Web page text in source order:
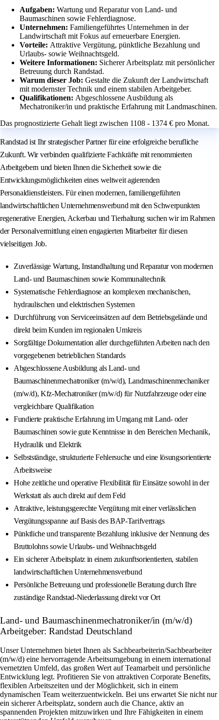
Aufgaben: Wartung und Reparatur von Land- und
Baumaschinen sowie Fehlerdiagnose.
Unternehmen: Familiengeführtes Unternehmen in der
Landwirtschaft mit Fokus auf erneuerbare Energien.
Vorteile: Attraktive Vergütung, pünktliche Bezahlung und
Urlaubs- sowie Weihnachtsgeld.
Weitere Informationen: Sicherer Arbeitsplatz mit persönlicher
Betreuung durch Randstad.
Warum dieser Job: Gestalte die Zukunft der Landwirtschaft
mit modernster Technik und einem stabilen Arbeitgeber.
Qualifikationen: Abgeschlossene Ausbildung als
Mechatroniker/in und praktische Erfahrung mit Landmaschinen.
Das prognostizierte Gehalt liegt zwischen 1108 - 1374 € pro Monat.
Randstad ist Ihr strategischer Partner für eine erfolgreiche berufliche
Zukunft. Wir verbinden qualifizierte Fachkräfte mit renommierten
Arbeitgebern und bieten Ihnen die Sicherheit sowie die
Entwicklungsmöglichkeiten eines weltweit agierenden
Personaldienstleisters. Für einen modernen, familiengeführten
landwirtschaftlichen Unternehmensverbund mit den Schwerpunkten
regenerative Energien, Ackerbau und Tierhaltung suchen wir im Rahmen
der Personalvermittlung einen engagierten Mitarbeiter für diesen
vielseitigen Job.
Zuverlässige Wartung, Instandhaltung und Reparatur von modernen
Land- und Baumaschinen sowie Kommunaltechnik
Systematische Fehlerdiagnose an komplexen mechanischen,
hydraulischen und elektrischen Systemen
Durchführung von Serviceeinsätzen auf dem Betriebsgelände und
direkt beim Kunden im regionalen Umkreis
Sorgfältige Dokumentation aller durchgeführten Arbeiten nach den
vorgegebenen betrieblichen Standards
Abgeschlossene Ausbildung als Land- und
Baumaschinenmechatroniker (m/w/d), Landmaschinenmechaniker
(m/w/d), Kfz-Mechatroniker (m/w/d) für Nutzfahrzeuge oder eine
vergleichbare Qualifikation
Fundierte praktische Erfahrung im Umgang mit Land- oder
Baumaschinen sowie gute Kenntnisse in den Bereichen Mechanik,
Hydraulik und Elektrik
Selbstständige, strukturierte Fehlersuche und eine lösungsorientierte
Arbeitsweise
Hohe zeitliche und operative Flexibilität für Einsätze sowohl in der
Werkstatt als auch direkt auf dem Feld
Attraktive, leistungsgerechte Vergütung mit einer verlässlichen
Vergütungsspanne auf Basis des BAP-Tarifvertrags
Pünktliche und transparente Bezahlung inklusive der Nennung des
Bruttolohns sowie Urlaubs- und Weihnachtsgeld
Ein sicherer Arbeitsplatz in einem zukunftsorientierten, stabilen
landwirtschaftlichen Unternehmensverbund
Persönliche Betreuung und professionelle Beratung durch Ihre
zuständige Randstad-Niederlassung direkt vor Ort
Land- und Baumaschinenmechatroniker/in (m/w/d)
Arbeitgeber: Randstad Deutschland
Unser Unternehmen bietet Ihnen als Sachbearbeiterin/Sachbearbeiter
(m/w/d) eine hervorragende Arbeitsumgebung in einem international
vernetzten Umfeld, das großen Wert auf Teamarbeit und persönliche
Entwicklung legt. Profitieren Sie von attraktiven Corporate Benefits,
flexiblen Arbeitszeiten und der Möglichkeit, sich in einem
dynamischen Team weiterzuentwickeln. Bei uns erwartet Sie nicht nur
ein sicherer Arbeitsplatz, sondern auch die Chance, aktiv an
spannenden Projekten mitzuwirken und Ihre Fähigkeiten in einem